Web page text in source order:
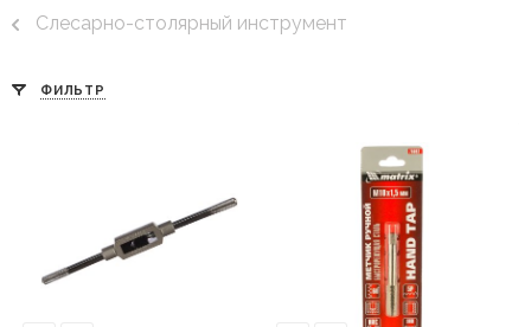
Слесарно-столярный инструмент
ФИЛЬТР